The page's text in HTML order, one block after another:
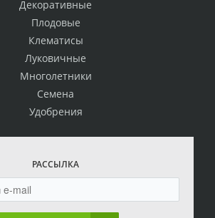
Декоративные
Плодовые
Клематисы
Луковичные
Многолетники
Семена
Удобрения
РАССЫЛКА